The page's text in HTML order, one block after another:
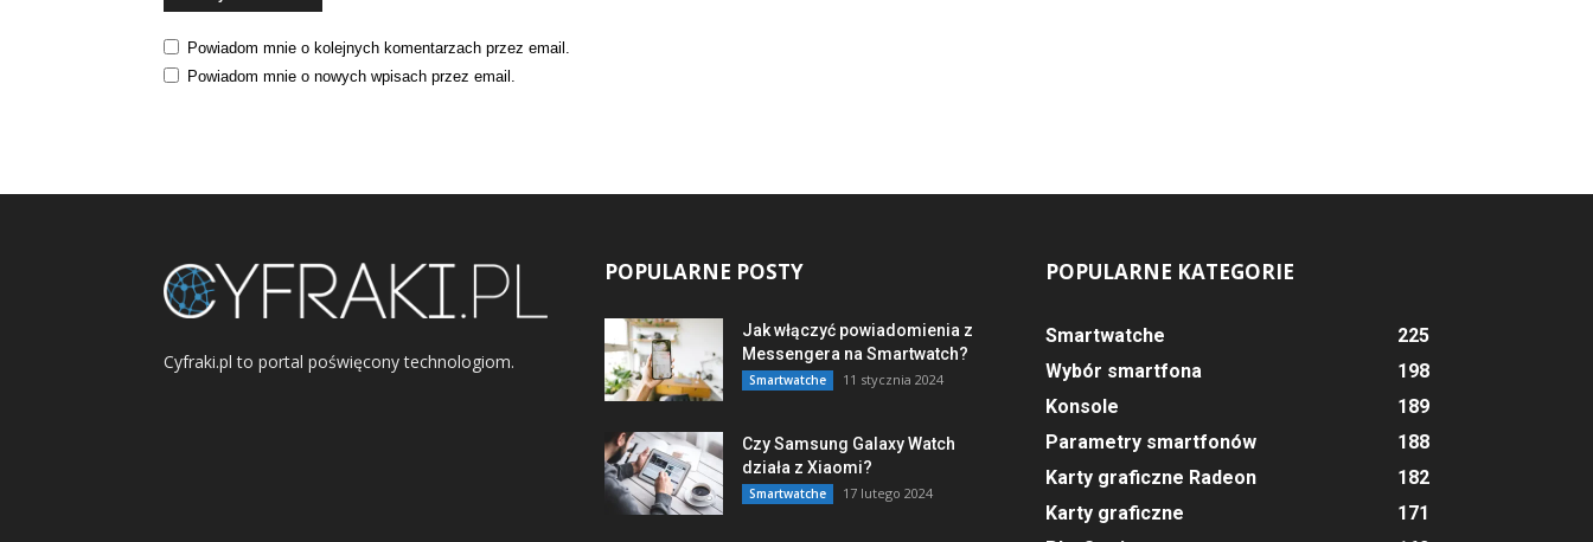
Powiadom mnie o kolejnych komentarzach przez email.
Powiadom mnie o nowych wpisach przez email.
Cyfraki.pl to portal poświęcony technologiom.
POPULARNE POSTY
Jak włączyć powiadomienia z
Messengera na Smartwatch?
Smartwatche 11 stycznia 2024
Czy Samsung Galaxy Watch
działa z Xiaomi?
Smartwatche 17 lutego 2024
POPULARNE KATEGORIE
Smartwatche
225
Wybór smartfona
198
Konsole
189
Parametry smartfonów
188
Karty graficzne Radeon
182
Karty graficzne
171